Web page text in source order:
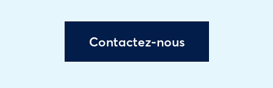
Contactez-nous